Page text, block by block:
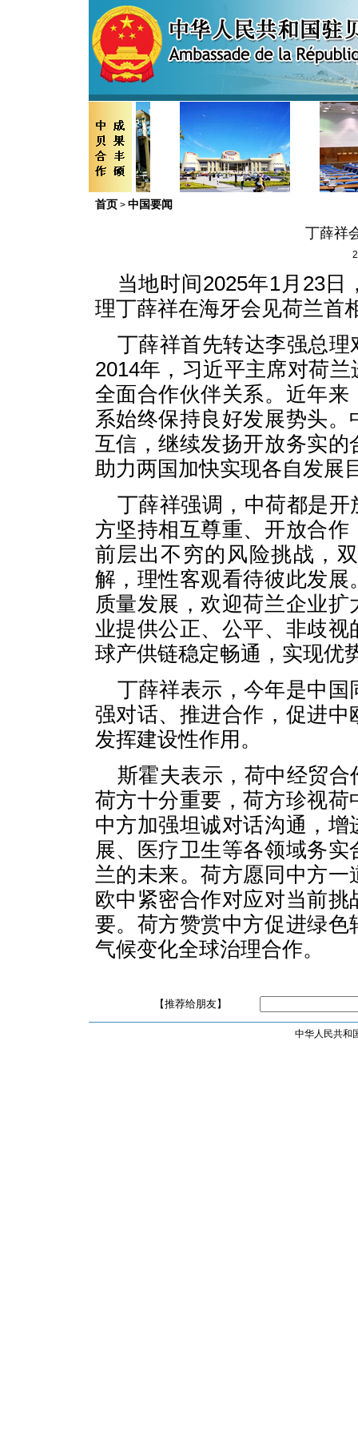
首页 > 中国要闻
丁薛祥
当地时间2025年1月23
理丁薛祥在海牙会见荷兰首
丁薛祥首先转达李强总
2014年，习近平主席对荷
全面合作伙伴关系。近年
系始终保持良好发展势头
互信，继续发扬开放务实
助力两国加快实现各自发展
丁薛祥强调，中荷都是
方坚持相互尊重、开放合
前层出不穷的风险挑战，
解，理性客观看待彼此发
质量发展，欢迎荷兰企业
业提供公正、公平、非歧
球产供链稳定畅通，实现优
丁薛祥表示，今年是中
强对话、推进合作，促进
发挥建设性作用。
斯霍夫表示，荷中经贸
荷方十分重要，荷方珍视
中方加强坦诚对话沟通，
展、医疗卫生等各领域务
兰的未来。荷方愿同中方
欧中紧密合作对应对当前
要。荷方赞赏中方促进绿
气候变化全球治理合作。
【推荐给朋友】
中华人民共和